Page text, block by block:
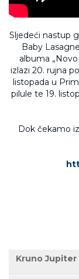
Sljedeći nastup
Baby
albuma
izlazi 20. rujna
listopada u
pilule te 19.
Dok čekamo
Kruno